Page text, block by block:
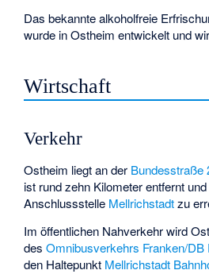
Das bekannte alkoholfreie
wurde in Ostheim entwickelt und
Wirtschaft
Verkehr
Ostheim liegt an der Bundesstraße
ist rund zehn Kilometer entfernt
Anschlussstelle Mellrichstadtzu
Im öffentlichen Nahverkehr wird
desOmnibusverkehrs Franken/DB
den Haltepunkt Mellrichstadt